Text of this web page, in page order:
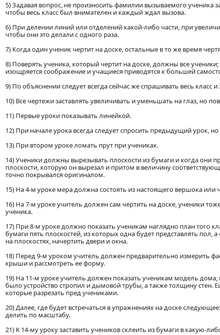
5) Задавая вопрос, не произносить фамилии вызываемого ученика
чтобы весь класс был внимателен и каждый ждал вызова.
6) При делении линий или отделений какой-либо части, при
чтобы они это делали с одного раза.
7) Когда один ученик чертит на доске, остальные в то же время
8) Поверять ученика, который чертит на доске, должны все
изощряется соображение и учащиеся приводятся к большей
9) По объяснении следует всегда сейчас же спрашивать весь класс и
10) Все чертежи заставлять увеличивать и уменьшать на глаз, но
11) Первые уроки показывать линейкой.
12) При начале урока всегда следует спросить предыдущий урок, но
13) При втором уроке ломать прут при учениках.
14) Ученики должны вырезывать плоскости из бумаги и когда они
плоскости, которую он вырезал и притом в величину
точно покрывался оригиналом.
15) На 4-м уроке мера должна состоять из настоящего вершока или
16) На 7-м уроке учитель должен сам чертить на доске, ученики
ученика.
17) При 8-м уроке должно показать ученикам наглядно план того
бумаги пять плоскостей, из которых одна будет представлять пол,
на плоскостях, начертить двери и окна.
18) Перед 9-м уроком учитель должен предварительно измерить
крыши и рассмотреть ее форму.
19) На 11-м уроке учитель должен показать ученикам модель
было устройство стропил и дымовой трубы, а также толщину стен.
которые разрезать пред учениками.
20) Далее, где будет встречаться в упражнениях на доске
делить по масштабу.
21) К 14-му уроку заставить учеников склеить из бумаги в какую-